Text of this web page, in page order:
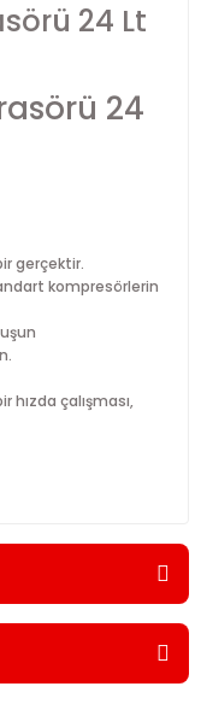
24 Lt
24
gerçektir.
kompresörlerin
hızda çalışması,